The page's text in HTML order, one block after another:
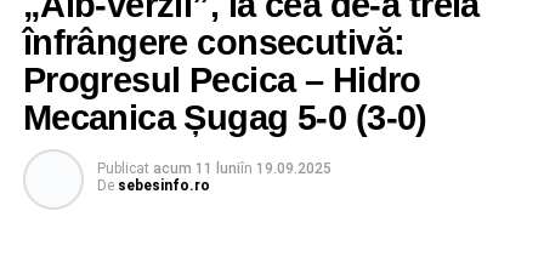
înfrângere consecutivă:
Progresul Pecica – Hidro
Mecanica Șugag 5-0 (3-0)
Publicat acum 11 luniîn 19.09.2025
De sebesinfo.ro